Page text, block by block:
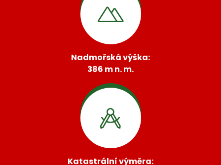
Nadmořská výška:
386 m n. m.
Katastrální výměra: